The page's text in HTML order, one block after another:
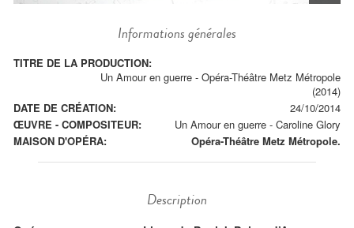
Informations générales
TITRE DE LA PRODUCTION:
Un Amour en guerre - Opéra-Théâtre Metz Métropole
(2014)
DATE DE CRÉATION:
24/10/2014
ŒUVRE - COMPOSITEUR:
Un Amour en guerre - Caroline Glory
MAISON D'OPÉRA:
Opéra-Théâtre Metz Métropole.
Description